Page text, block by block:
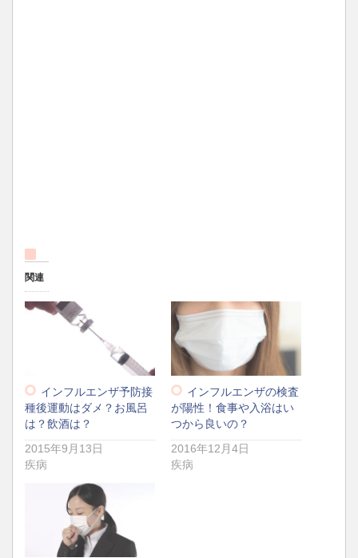
関連
インフルエンザ予防接
種後運動はダメ？お風呂
は？飲酒は？
2015年9月13日
疾病
インフルエンザの検査
が陽性！食事や入浴はい
つから良いの？
2016年12月4日
疾病